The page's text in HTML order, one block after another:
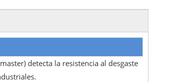
detecta la resistencia al desgaste